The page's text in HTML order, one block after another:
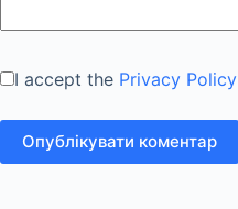
I accept the Privacy Policy
Опублікувати коментар